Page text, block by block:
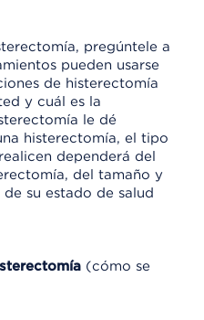
pregúntele a
pueden usarse
de histerectomía
y cuál es la
le dé
histerectomía, el tipo
dependerá del
del tamaño y
su estado de salud
(cómo se